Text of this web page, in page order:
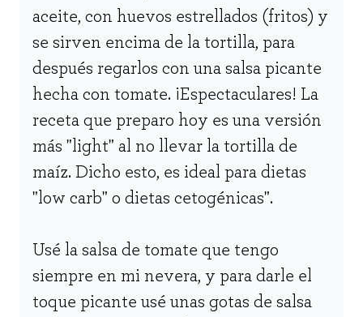
aceite, con huevos estrellados (fritos) y
se sirven encima de la tortilla, para
después regarlos con una salsa picante
hecha con tomate. ¡Espectaculares! La
receta que preparo hoy es una versión
más "light" al no llevar la tortilla de
maíz. Dicho esto, es ideal para dietas
"low carb" o dietas cetogénicas".
Usé la salsa de tomate que tengo
siempre en mi nevera, y para darle el
toque picante usé unas gotas de salsa